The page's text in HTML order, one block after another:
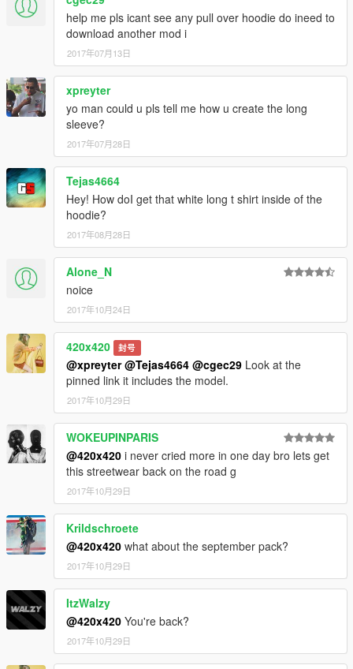
help me pls icant see any pull over hoodie do ineed to
download another mod i
2017年07月13日
xpreyter
yo man could u pls tell me how u create the long
sleeve?
2017年07月28日
Tejas4664
Hey! How doI get that white long t shirt inside of the
hoodie?
2017年08月28日
Alone_N
noice
2017年10月24日
420x420 封号
@xpreyter @Tejas4664 @cgec29 Look at the
pinned link it includes the model.
2017年10月29日
WOKEUPINPARIS
@420x420 i never cried more in one day bro lets get
this streetwear back on the road g
2017年10月29日
Krildschroete
@420x420 what about the september pack?
2017年10月29日
ItzWalzy
@420x420 You're back?
2017年10月29日